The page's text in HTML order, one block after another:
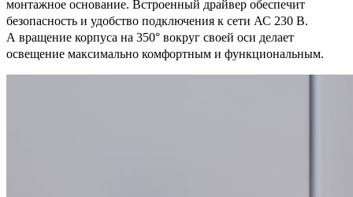
монтажное основание. Встроенный драйвер обеспечит
безопасность и удобство подключения к сети АС 230 В.
А вращение корпуса на 350° вокруг своей оси делает
освещение максимально комфортным и функциональным.